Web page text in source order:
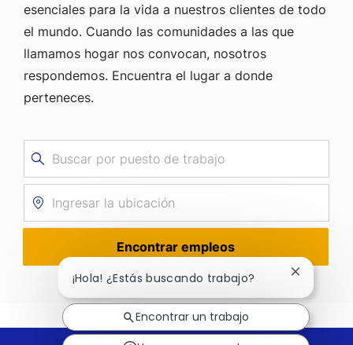
esenciales para la vida a nuestros clientes de todo
el mundo. Cuando las comunidades a las que
llamamos hogar nos convocan, nosotros
respondemos. Encuentra el lugar a donde
perteneces.
Buscar
por
puesto
de
Ingresar
la
Encontrar empleos
¡Hola! ¿Estás buscando trabajo?
Cerrar
de
chatbot
Encontrar un trabajo